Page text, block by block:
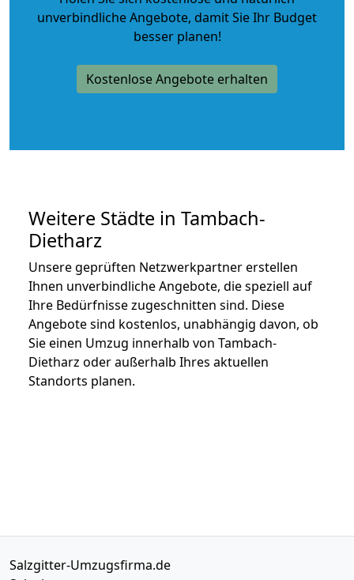
unverbindliche Angebote, damit Sie Ihr Budget
besser planen!
Kostenlose Angebote erhalten
Weitere Städte in Tambach-
Dietharz
Unsere geprüften Netzwerkpartner erstellen
Ihnen unverbindliche Angebote, die speziell auf
Ihre Bedürfnisse zugeschnitten sind. Diese
Angebote sind kostenlos, unabhängig davon, ob
Sie einen Umzug innerhalb von Tambach-
Dietharz oder außerhalb Ihres aktuellen
Standorts planen.
Salzgitter-Umzugsfirma.de